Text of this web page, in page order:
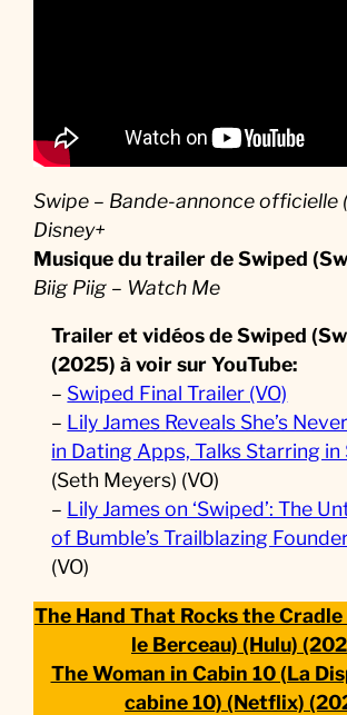
Swipe – Bande-annonce officielle
Disney+
Musique du trailer de Swiped
Biig Piig – Watch Me
Trailer et vidéos deSwiped
(2025)à voir sur YouTube:
– Swiped Final Trailer (VO)
– Lily James Reveals She’s
in Dating Apps, Talks Starring in
(Seth Meyers) (VO)
– Lily James on ‘Swiped’: The
of Bumble’s Trailblazing
(VO)
The Hand That Rocks the
le Berceau) (Hulu)
The Woman in Cabin 10 (La
cabine 10) (Netflix)